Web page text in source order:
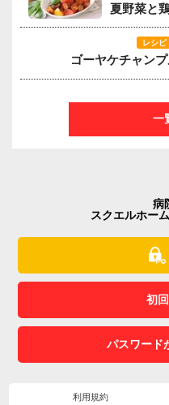
夏野菜と
レシピ
ゴーヤケチャン
一
病
スクエルホー
初
パスワード
利用規約